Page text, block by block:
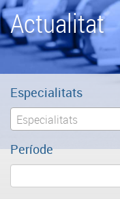
Actualitat
Especialitats
Especialitats
Període